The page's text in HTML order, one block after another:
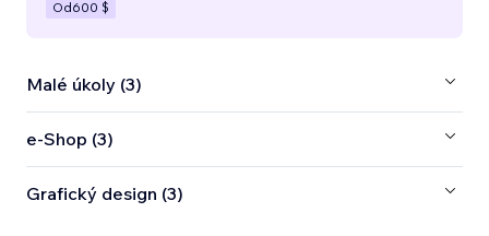
Od600 $
Malé úkoly (3)
e‑Shop (3)
Grafický design (3)